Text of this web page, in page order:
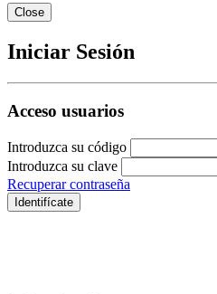
Close
Iniciar Sesión
Acceso usuarios
Introduzca su código
Introduzca su clave
Recuperar contraseña
Identifícate